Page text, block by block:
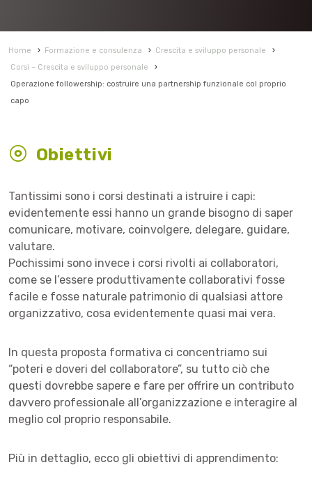
Home › Formazione e consulenza › Crescita e sviluppo personale
›
Corsi – Crescita e sviluppo personale
›
Operazione followership: costruire una partnership funzionale col proprio
capo
Obiettivi
Tantissimi sono i corsi destinati a istruire i capi:
evidentemente essi hanno un grande bisogno di saper
comunicare, motivare, coinvolgere, delegare, guidare,
valutare.
Pochissimi sono invece i corsi rivolti ai collaboratori,
come se l’essere produttivamente collaborativi fosse
facile e fosse naturale patrimonio di qualsiasi attore
organizzativo, cosa evidentemente quasi mai vera.
In questa proposta formativa ci concentriamo sui
“poteri e doveri del collaboratore”, su tutto ciò che
questi dovrebbe sapere e fare per offrire un contributo
davvero professionale all’organizzazione e interagire al
meglio col proprio responsabile.
Più in dettaglio, ecco gli obiettivi di apprendimento: